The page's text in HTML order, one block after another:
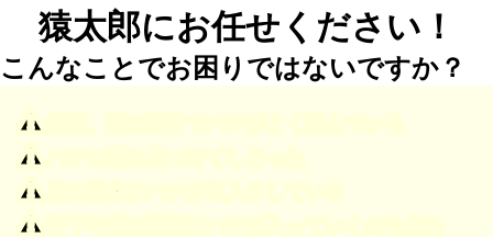
猿太郎にお任せください！
こんなことでお困りではないですか？
庭の植木にハチが出入りしている